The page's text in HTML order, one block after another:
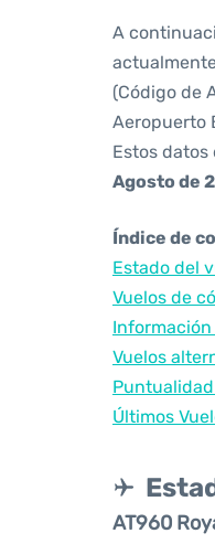
A
(Código de
Aeropuerto
Estos
Agosto de
Índice de
Estado del
Vuelos de
Vuelos
Últimos
AT960